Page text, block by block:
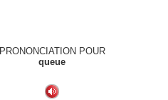
PRONONCIATION POUR
queue